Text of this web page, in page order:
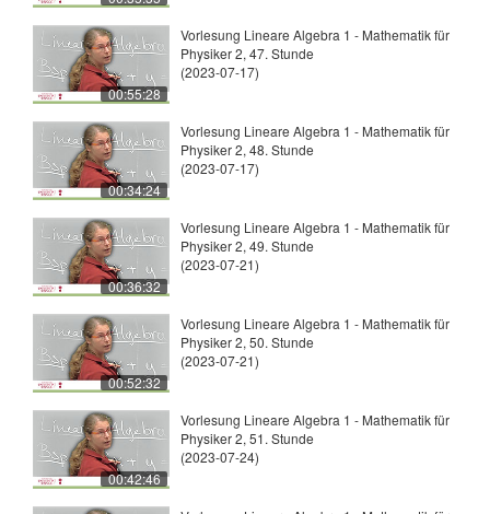
00:55:28
Vorlesung Lineare Algebra 1 - Mathematik für
Physiker 2, 47. Stunde
(2023-07-17)
00:34:24
Vorlesung Lineare Algebra 1 - Mathematik für
Physiker 2, 48. Stunde
(2023-07-17)
00:36:32
Vorlesung Lineare Algebra 1 - Mathematik für
Physiker 2, 49. Stunde
(2023-07-21)
00:52:32
Vorlesung Lineare Algebra 1 - Mathematik für
Physiker 2, 50. Stunde
(2023-07-21)
00:42:46
Vorlesung Lineare Algebra 1 - Mathematik für
Physiker 2, 51. Stunde
(2023-07-24)